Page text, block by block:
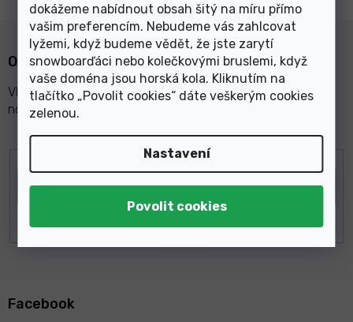
dokážeme nabídnout obsah šitý na míru přímo
vašim preferencím. Nebudeme vás zahlcovat
lyžemi, když budeme vědět, že jste zarytí
snowboarďáci nebo kolečkovými bruslemi, když
vaše doména jsou horská kola. Kliknutím na
tlačítko „Povolit cookies“ dáte veškerým cookies
zelenou.
Nastavení
Odebírat newsletter
Vložte svůj e-mail a my vám budeme zasílat informace o
nových produktech na našem e-shopu.
E-mail
Facebook